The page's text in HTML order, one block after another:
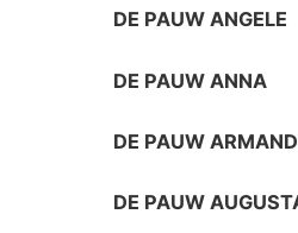
DE PAUW ANGELE
DE PAUW ANNA
DE PAUW ARMAND
DE PAUW